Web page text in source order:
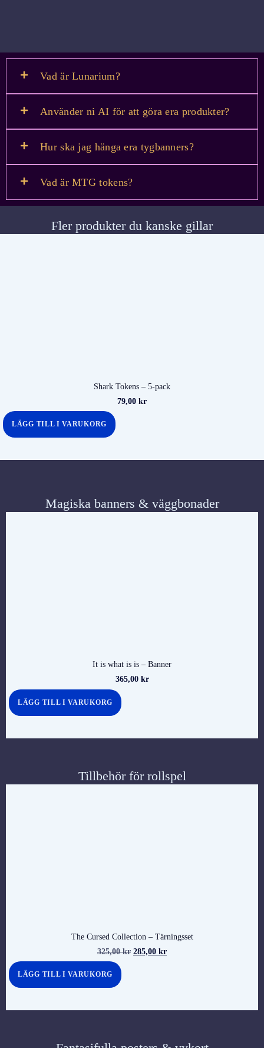
Vad är Lunarium?
Använder ni AI för att göra era produkter?
Hur ska jag hänga era tygbanners?
Vad är MTG tokens?
Fler produkter du kanske gillar
Shark Tokens – 5-pack
79,00 kr
LÄGG TILL I VARUKORG
Magiska banners & väggbonader
It is what is is – Banner
365,00 kr
LÄGG TILL I VARUKORG
Tillbehör för rollspel
The Cursed Collection – Tärningsset
325,00kr 285,00 kr
LÄGG TILL I VARUKORG